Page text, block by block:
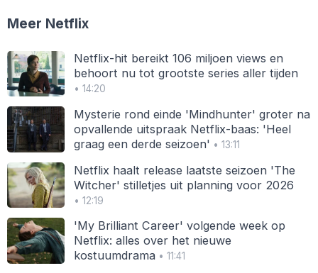
Meer Netflix
Netflix-hit bereikt 106 miljoen views en
behoort nu tot grootste series aller tijden
• 14:20
Mysterie rond einde 'Mindhunter' groter na
opvallende uitspraak Netflix-baas: 'Heel
graag een derde seizoen' • 13:11
Netflix haalt release laatste seizoen 'The
Witcher' stilletjes uit planning voor 2026
• 12:19
'My Brilliant Career' volgende week op
Netflix: alles over het nieuwe
kostuumdrama• 11:41